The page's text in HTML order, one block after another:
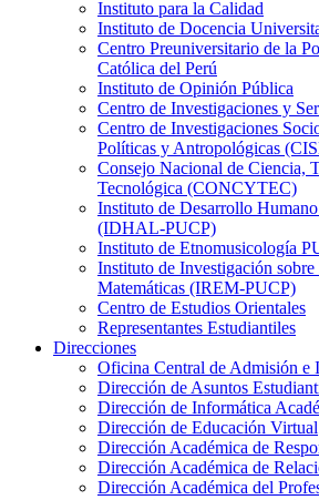
Instituto para la Calidad
Instituto de Docencia
Centro Preuniversitario de la
Católica del Perú
Instituto de Opinión Pública
Centro de Investigaciones y
Centro de Investigaciones
Políticas y Antropológicas
Consejo Nacional de Ciencia,
Tecnológica (CONCYTEC)
Instituto de Desarrollo
(IDHAL-PUCP)
Instituto de Etnomusicología
Instituto de Investigación sobre
Matemáticas (IREM-PUCP)
Centro de Estudios Orientales
Representantes Estudiantiles
Direcciones
Oficina Central de Admisión e
Dirección de Asuntos
Dirección de Informática
Dirección de Educación Virtual
Dirección Académica de
Dirección Académica de
Dirección Académica del